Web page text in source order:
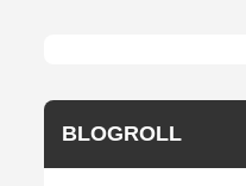
BLOGROLL